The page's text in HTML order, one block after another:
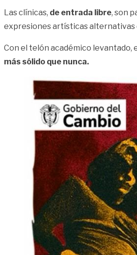
Las clínicas, de entrada libre, son
expresiones artísticas alternativas
Con el telón académico levantado,
más sólido que nunca.